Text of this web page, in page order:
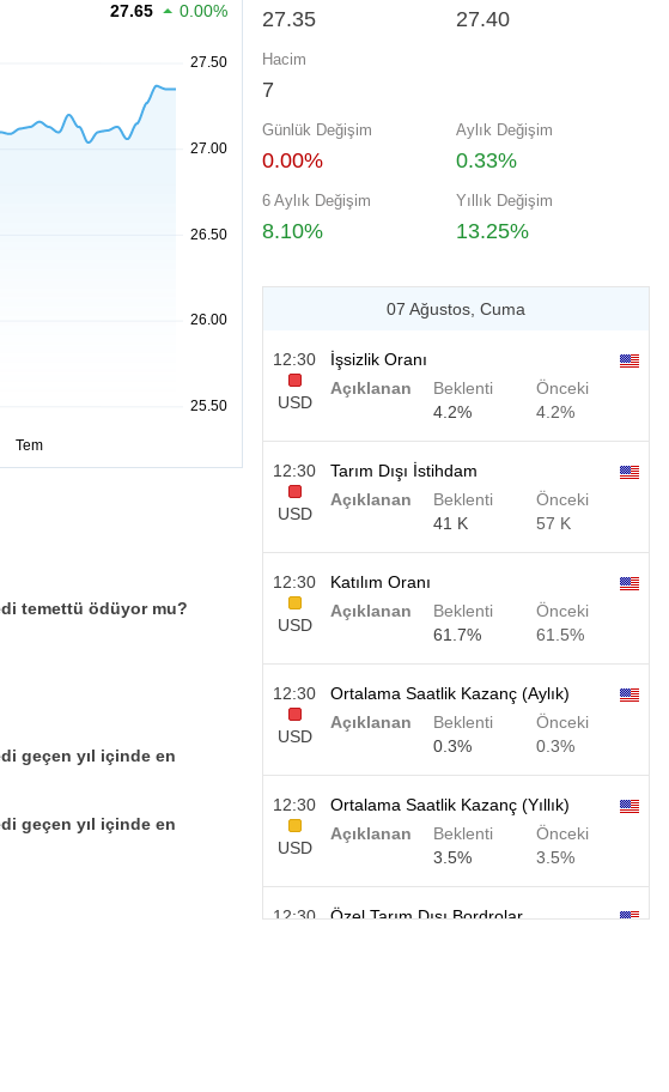
27.65 0.00%
temettü ödüyor mu?
geçen yıl içinde en
geçen yıl içinde en
27.35 27.40
Hacim
7
Günlük Değişim
0.00%
Aylık Değişim
0.33%
6 Aylık Değişim
8.10%
Yıllık Değişim
13.25%
07 Ağustos, Cuma
12:30
USD
İşsizlik Oranı
Açıklanan
Beklenti
4.2%
Önceki
4.2%
12:30
USD
Tarım Dışı İstihdam
Açıklanan
Beklenti
41 K
Önceki
57 K
12:30
USD
Katılım Oranı
Açıklanan
Beklenti
61.7%
Önceki
61.5%
12:30
USD
Ortalama Saatlik Kazanç (Aylık)
Açıklanan
Beklenti
0.3%
Önceki
0.3%
12:30
USD
Ortalama Saatlik Kazanç (Yıllık)
Açıklanan
Beklenti
3.5%
Önceki
3.5%
12:30
Özel Tarım Dışı Bordrolar